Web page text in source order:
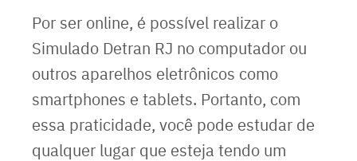
Por ser online, é possível realizar o
Simulado Detran RJ no computador ou
outros aparelhos eletrônicos como
smartphones e tablets. Portanto, com
essa praticidade, você pode estudar de
qualquer lugar que esteja tendo um